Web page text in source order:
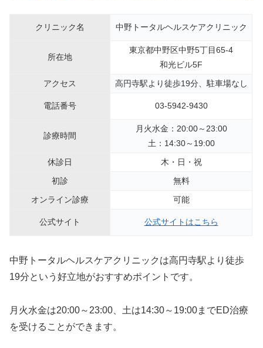
クリニック名 中野トータルヘルスケアクリニック
所在地
東京都中野区中野5丁目65-4
和光ビル5F
アクセス
高円寺駅より徒歩19分、駐車場なし
電話番号 03-5942-9430
診療時間
月火水金：20:00～23:00
土：14:30～19:00
休診日
木・日・祝
初診
無料
オンライン診療
可能
公式サイト 公式サイトはこちら
中野トータルヘルスケアクリニックは高円寺駅より徒歩
19分という好立地がおすすめポイントです。
月火水金は20:00～23:00、土は14:30～19:00までED治療
を受けることができます。